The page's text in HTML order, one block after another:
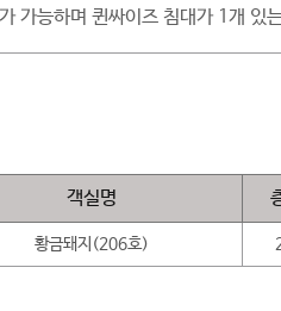
가능하며 퀸싸이즈 침대가 1개 있
객실명
황금돼지(206호)